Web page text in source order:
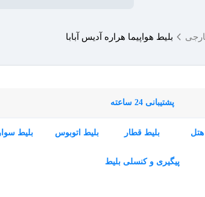
بلیط هواپیما هراره آدیس آبابا
پشتیبانی 24 ساعته
بلیط قطار بلیط اتوبوس بلیط
پیگیری و کنسلی بلیط